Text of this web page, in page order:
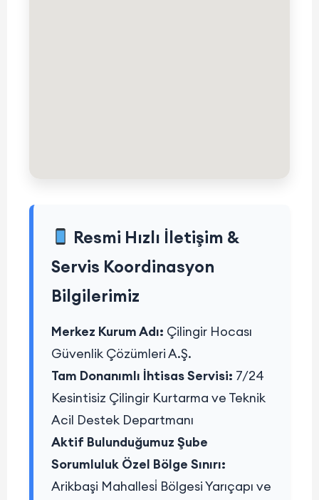
Resmi Hızlı İletişim &
Servis Koordinasyon
Bilgilerimiz
Merkez Kurum Adı: Çilingir Hocası
Güvenlik Çözümleri A.Ş.
Tam Donanımlı İhtisas Servisi: 7/24
Kesintisiz Çilingir Kurtarma ve Teknik
Acil Destek Departmanı
Aktif Bulunduğumuz Şube
Sorumluluk Özel Bölge Sınırı:
Arikbaşi Mahallesi̇ Bölgesi Yarıçapı ve